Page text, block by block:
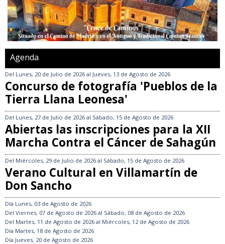
Agenda
Del Lunes, 20 de Julio de 2026 al Jueves, 13 de Agosto de 2026
Concurso de fotografía 'Pueblos de la
Tierra Llana Leonesa'
Del Lunes, 27 de Julio de 2026 al Sábado, 15 de Agosto de 2026
Abiertas las inscripciones para la XII
Marcha Contra el Cáncer de Sahagún
Del Miércoles, 29 de Julio de 2026 al Sábado, 15 de Agosto de 2026
Verano Cultural en Villamartín de
Don Sancho
Día Lunes, 03 de Agosto de 2026
Del Viernes, 07 de Agosto de 2026 al Sábado, 08 de Agosto de 2026
Del Martes, 11 de Agosto de 2026 al Miércoles, 12 de Agosto de 2026
Día Martes, 18 de Agosto de 2026
Día Jueves, 20 de Agosto de 2026